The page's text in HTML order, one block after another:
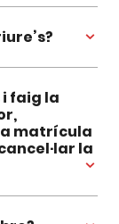
i faig la
matrícula
la